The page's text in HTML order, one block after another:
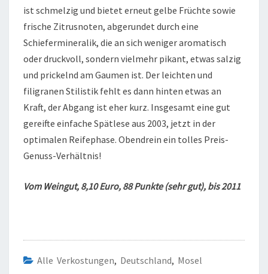
ist schmelzig und bietet erneut gelbe Früchte sowie
frische Zitrusnoten, abgerundet durch eine
Schiefermineralik, die an sich weniger aromatisch
oder druckvoll, sondern vielmehr pikant, etwas salzig
und prickelnd am Gaumen ist. Der leichten und
filigranen Stilistik fehlt es dann hinten etwas an
Kraft, der Abgang ist eher kurz. Insgesamt eine gut
gereifte einfache Spätlese aus 2003, jetzt in der
optimalen Reifephase. Obendrein ein tolles Preis-
Genuss-Verhältnis!
Vom Weingut, 8,10 Euro, 88 Punkte (sehr gut), bis 2011
Alle Verkostungen, Deutschland, Mosel